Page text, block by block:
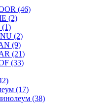
(46)
(2)
(1)
(2)
(9)
(21)
(33)
(17)
(38)